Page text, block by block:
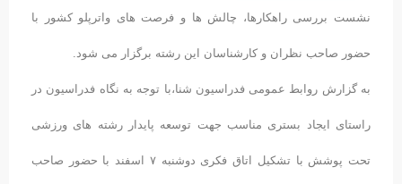
نشست بررسی راهکارها، چالش ها و فرصت های واترپلو کشور با
حضور صاحب نظران و کارشناسان این رشته برگزار می شود.
به گزارش روابط عمومی فدراسیون شنا،با توجه به نگاه فدراسیون در
راستای ایجاد بستری مناسب جهت توسعه پایدار رشته های ورزشی
تحت پوشش با تشکیل اتاق فکری دوشنبه ٧ اسفند با حضور صاحب